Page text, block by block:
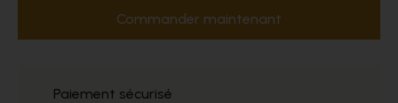
Commander maintenant
Paiement sécurisé